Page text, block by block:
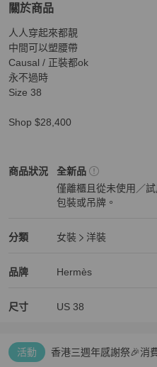
關於商品
關於Hermes 連身裙 *
￼人人穿起來都靚
￼中間可以塑腰帶
Causal / 正裝都ok
永不過時
Size 38
Shop $28,400
商品狀況
Hermès女裝商品狀態與細節
全新品
僅離櫃且從未使用／
包裝或吊牌。
分類
Hermès 女裝分類資訊
女裝
洋裝
品牌
Hermès 精品女裝品牌介紹
Hermès
Hermès 推薦清單
尺寸 US 38
活動
香港三週年感謝祭🎉消